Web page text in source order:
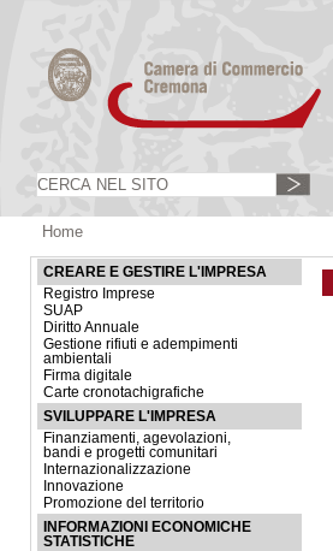
Home
CREARE E GESTIRE L'IMPRESA
Registro Imprese
SUAP
Diritto Annuale
Gestione rifiuti e adempimenti
ambientali
Firma digitale
Carte cronotachigrafiche
SVILUPPARE L'IMPRESA
Finanziamenti, agevolazioni,
bandi e progetti comunitari
Internazionalizzazione
Innovazione
Promozione del territorio
INFORMAZIONI ECONOMICHE
STATISTICHE